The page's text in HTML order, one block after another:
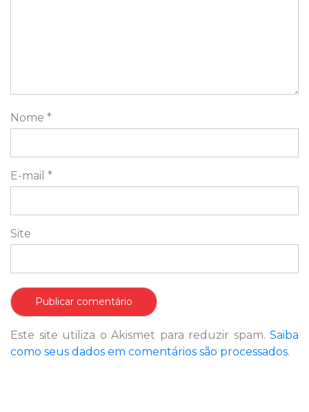
Nome *
E-mail *
Site
Este site utiliza o Akismet para reduzir spam. Saiba
como seus dados em comentários são processados.